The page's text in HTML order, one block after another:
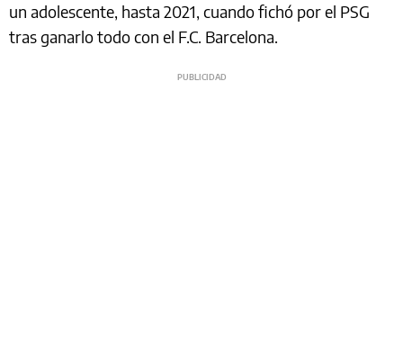
un adolescente, hasta 2021, cuando fichó por el PSG
tras ganarlo todo con el F.C. Barcelona.